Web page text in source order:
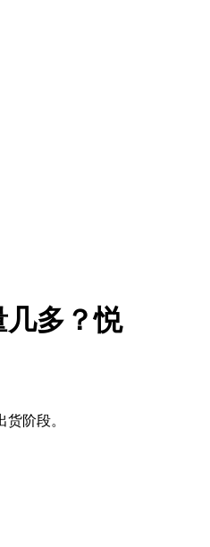
多？悦
阶段。